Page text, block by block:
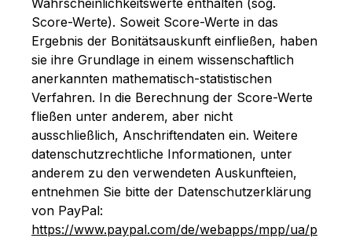
Score-Werte). Soweit Score-Werte in das
Ergebnis der Bonitätsauskunft einfließen, haben
sie ihre Grundlage in einem wissenschaftlich
anerkannten mathematisch-statistischen
Verfahren. In die Berechnung der Score-Werte
fließen unter anderem, aber nicht
ausschließlich, Anschriftendaten ein. Weitere
datenschutzrechtliche Informationen, unter
anderem zu den verwendeten Auskunfteien,
entnehmen Sie bitte der Datenschutzerklärung
von PayPal:
https://www.paypal.com/de/webapps/mpp/ua/p